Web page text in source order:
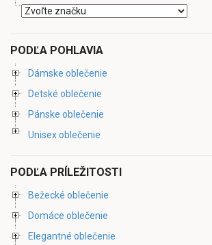
PODĽA POHLAVIA
Dámske oblečenie
Detské oblečenie
Pánske oblečenie
Unisex oblečenie
PODĽA PRÍLEŽITOSTI
Bežecké oblečenie
Domáce oblečenie
Elegantné oblečenie